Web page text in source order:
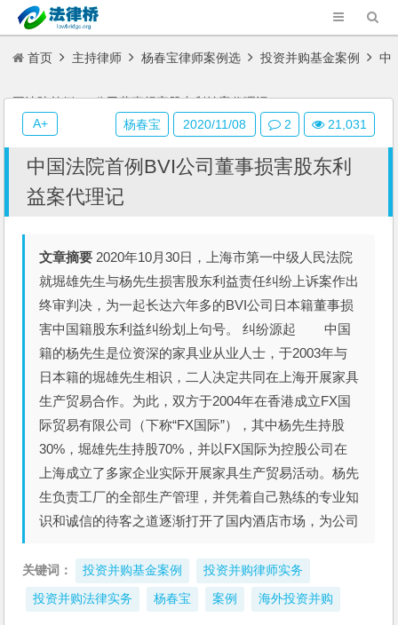
首页 主持律师 杨春宝律师案例选 投资并购基金案例 中
国法院首例BVI公司董事损害股东利益案代理记
中国法院首例BVI公司董事损害股东利
益案代理记
文章摘要 2020年10月30日，上海市第一中级人民法院
就堀雄先生与杨先生损害股东利益责任纠纷上诉案作出
终审判决，为一起长达六年多的BVI公司日本籍董事损
害中国籍股东利益纠纷划上句号。 纠纷源起 中国
籍的杨先生是位资深的家具业从业人士，于2003年与
日本籍的堀雄先生相识，二人决定共同在上海开展家具
生产贸易合作。为此，双方于2004年在香港成立FX国
际贸易有限公司（下称“FX国际”），其中杨先生持股
30%，堀雄先生持股70%，并以FX国际为控股公司在
上海成立了多家企业实际开展家具生产贸易活动。杨先
生负责工厂的全部生产管理，并凭着自己熟练的专业知
识和诚信的待客之道逐渐打开了国内酒店市场，为公司
关键词： 投资并购基金案例 投资并购律师实务
投资并购法律实务 杨春宝 案例 海外投资并购
杨春宝 2020/11/08 2 21,031
A+